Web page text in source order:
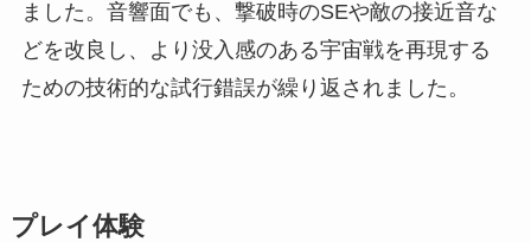
ました。音響面でも、撃破時のSEや敵の接近音な
どを改良し、より没入感のある宇宙戦を再現する
ための技術的な試行錯誤が繰り返されました。
プレイ体験